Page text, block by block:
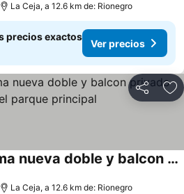
La Ceja, a 12.6 km de: Rionegro
precios exactos
Ver precios
Compartir
Habitación con cama nueva doble y balcon privado cerca del parque principal
La Ceja, a 12.6 km de: Rionegro